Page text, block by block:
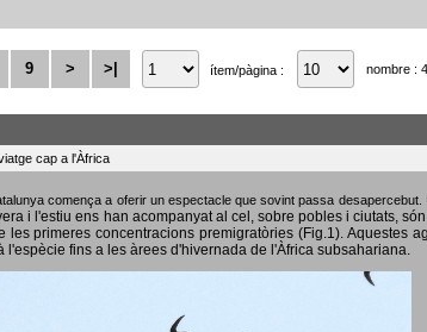
9 > >| ítem/pàgina : nombre :
cap a l'Àfrica
comença a oferir un espectacle que sovint passa desapercebut.
i l'estiu ens han acompanyat al cel, sobre pobles i ciutats,
primeres concentracions premigratòries (Fig.1). Aquestes
fins a les àrees d'hivernada de l'Àfrica subsahariana.